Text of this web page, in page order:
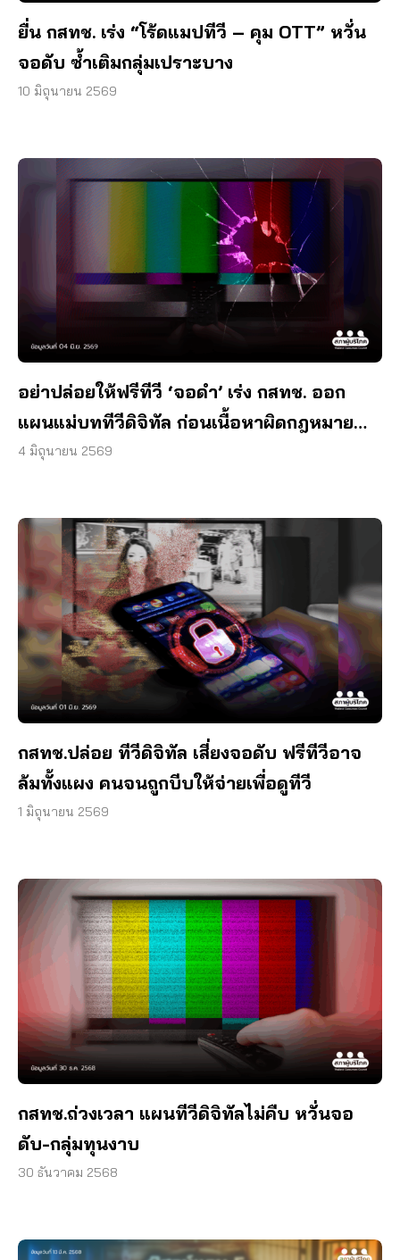
ยื่น กสทช. เร่ง “โร้ดแมปทีวี – คุม OTT” หวั่น
จอดับ ซ้ำเติมกลุ่มเปราะบาง
10 มิถุนายน 2569
อย่าปล่อยให้ฟรีทีวี ‘จอดำ’ เร่ง กสทช. ออก
แผนแม่บททีวีดิจิทัล ก่อนเนื้อหาผิดกฎหมาย
ลุกลาม
4 มิถุนายน 2569
กสทช.ปล่อย ทีวีดิจิทัล เสี่ยงจอดับ ฟรีทีวีอาจ
ล้มทั้งแผง คนจนถูกบีบให้จ่ายเพื่อดูทีวี
1 มิถุนายน 2569
กสทช.ถ่วงเวลา แผนทีวีดิจิทัลไม่คืบ หวั่นจอ
ดับ-กลุ่มทุนงาบ
30 ธันวาคม 2568